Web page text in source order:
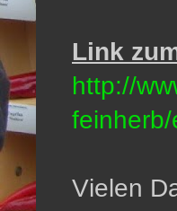
Link
http://
Vielen